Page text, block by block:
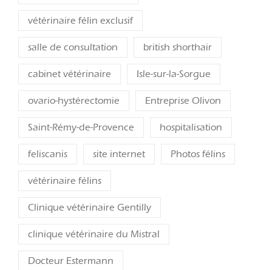
vétérinaire félin exclusif
salle de consultation british shorthair
cabinet vétérinaire Isle-sur-la-Sorgue
ovario-hystérectomie Entreprise Olivon
Saint-Rémy-de-Provence hospitalisation
feliscanis site internet Photos félins
vétérinaire félins
Clinique vétérinaire Gentilly
clinique vétérinaire du Mistral
Docteur Estermann